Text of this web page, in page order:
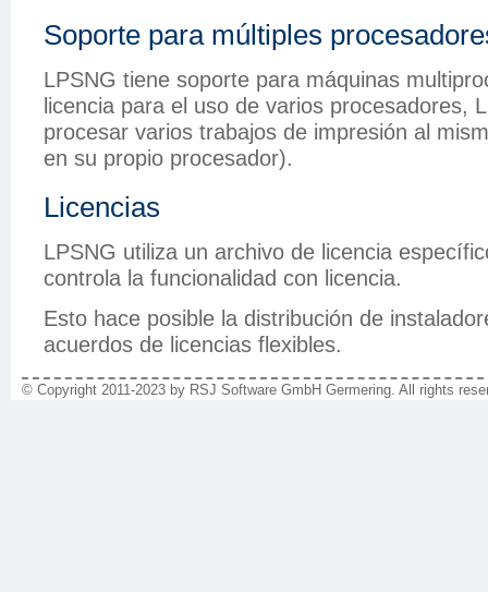
Soporte para múltiples
LPSNG tiene soporte para máquinas
licencia para el uso de varios procesadores,
procesar varios trabajos de impresión al
en su propio procesador).
Licencias
LPSNG utiliza un archivo de licencia
controla la funcionalidad con licencia.
Esto hace posible la distribución de
acuerdos de licencias flexibles.
© Copyright 2011-2023 by RSJ Software GmbH Germering. All rights